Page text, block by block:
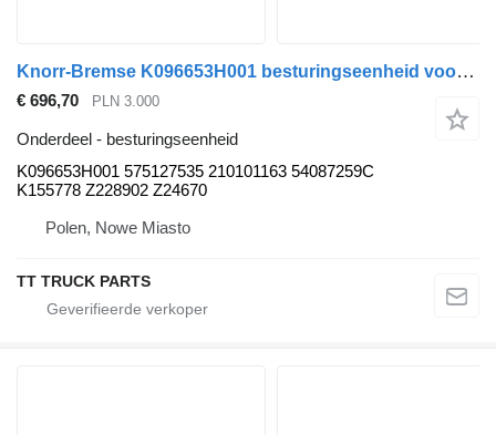
Knorr-Bremse K096653H001 besturingseenheid voor Ford f-max 500 trekker
€ 696,70 PLN 3.000
Onderdeel - besturingseenheid
K096653H001 575127535 210101163 54087259C
K155778 Z228902 Z24670
Polen, Nowe Miasto
TT TRUCK PARTS